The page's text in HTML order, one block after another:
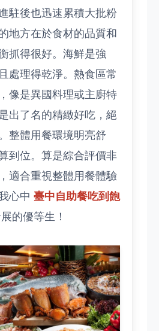
駐後也迅速累積大批粉
地方在於食材的品質和
抓得很好。海鮮是強
處理得乾淨。熱食區常
像是異國料理或主廚特
出了名的精緻好吃，絕
整體用餐環境明亮舒
到位。算是綜合評價非
適合重視整體用餐體驗
心中 臺中自助餐吃到飽
的優等生！